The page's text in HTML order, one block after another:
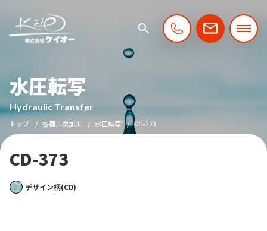
水圧転写
Hydraulic Transfer
トップ 各種二次加工 水圧転写 CD-373
CD-373
デザイン柄(CD)